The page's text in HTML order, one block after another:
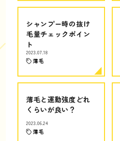
シャンプー時の抜け
毛量チェックポイン
ト
2023.07.18
薄毛
薄毛と運動強度どれ
くらいが良い？
2023.06.24
薄毛